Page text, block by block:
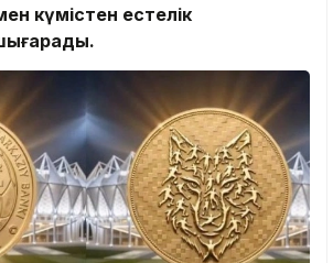
күмістен естелік